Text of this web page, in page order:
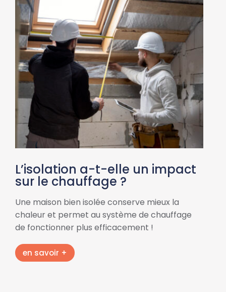
L’isolation a-t-elle un impact
sur le chauffage ?
Une maison bien isolée conserve mieux la
chaleur et permet au système de chauffage
de fonctionner plus efficacement !
en savoir +